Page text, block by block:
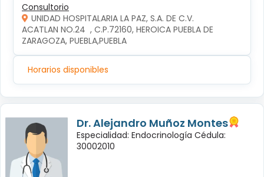
Consultorio
UNIDAD HOSPITALARIA LA PAZ, S.A. DE C.V.
ACATLAN NO.24  , C.P.72160, HEROICA PUEBLA DE
ZARAGOZA, PUEBLA,PUEBLA
Horarios disponibles
Dr. Alejandro Muñoz Montes
Especialidad: Endocrinología Cédula:
30002010